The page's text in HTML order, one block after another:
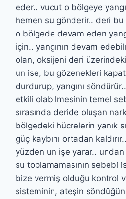
eder.. vucut o bölgeye
hemen su gönderir.. deri
o bölgede devam eden
için.. yangının devam
olan, oksijeni deri
un ise, bu gözenekleri
durdurup, yangını
etkili olabilmesinin temel
sırasında deride oluşan
bölgedeki hücrelerin yanık
güç kaybını ortadan
yüzden un işe yarar..
su toplamamasının sebebi
bize vermiş olduğu kontrol
sisteminin, ateşin